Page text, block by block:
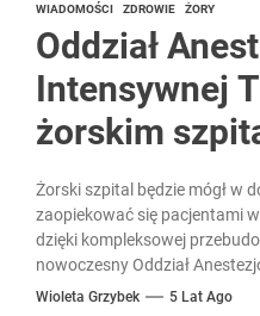
WIADOMOŚCI ZDROWIE ŻORY
Oddział
Intensywnej
żorskim
Żorski szpital będzie mógł w
zaopiekować się pacjentami
dzięki kompleksowej
nowoczesny Oddział
Wioleta Grzybek 5 Lat Ago